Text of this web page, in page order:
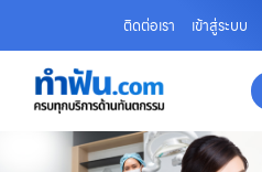
ติดต่อเรา เข้าสู่ระบบ